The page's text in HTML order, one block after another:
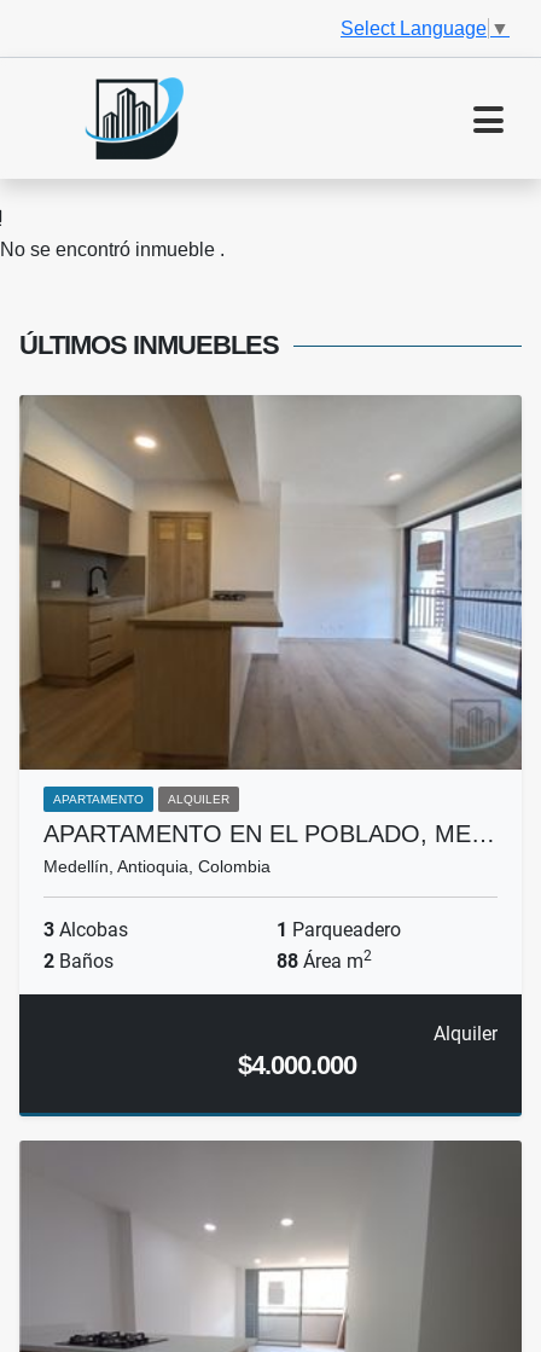
Select Language ▼
No se encontró inmueble .
ÚLTIMOS INMUEBLES
APARTAMENTO ALQUILER
APARTAMENTO EN EL POBLADO, ME…
Medellín, Antioquia, Colombia
3 Alcobas 1 Parqueadero
2 Baños 88 Área m2
Alquiler
$4.000.000